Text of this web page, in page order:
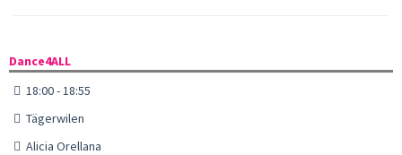
Dance4ALL
18:00 - 18:55
Tägerwilen
Alicia Orellana